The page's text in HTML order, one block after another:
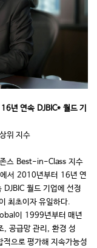
16년 연속 DJBIC* 월드 기
위 지수
스 Best-in-Class 지수
에서 2010년부터 16년 연
DJBIC 월드 기업에 선정
최초이자 유일하다.
이 1999년부터 매년
, 공급망 관리 , 환경 성
적으로 평가해 지속가능성